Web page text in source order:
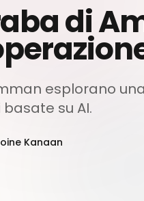
di
esplorano
su AI.
Kanaan